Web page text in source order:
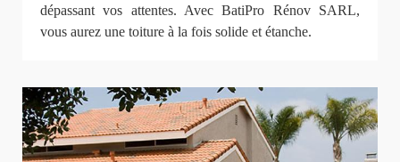
dépassant vos attentes. Avec BatiPro Rénov SARL,
vous aurez une toiture à la fois solide et étanche.